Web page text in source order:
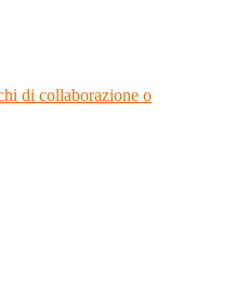
di collaborazione o